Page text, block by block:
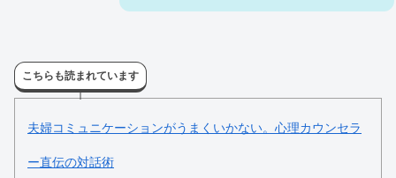
こちらも読まれています
夫婦コミュニケーションがうまくいかない。心理カウンセラ
ー直伝の対話術